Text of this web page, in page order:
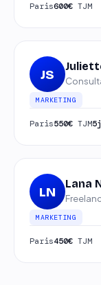
Paris600€ TJM
JS
MARKETING
Paris550€ TJM5j
LN Lana
MARKETING
Paris450€ TJM